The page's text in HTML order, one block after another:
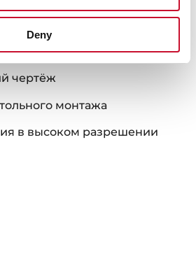
Deny
чертёж
монтажа
в высоком разрешении